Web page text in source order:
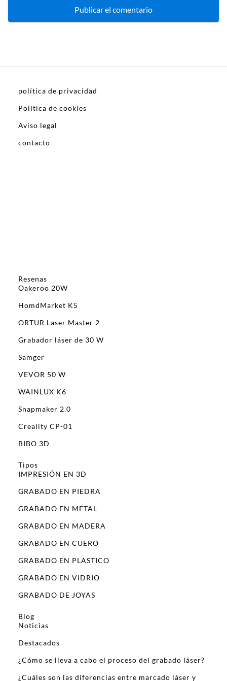
política de privacidad
Política de cookies
Aviso legal
contacto
Resenas
Oakeroo 20W
HomdMarket K5
ORTUR Laser Master 2
Grabador láser de 30 W
Samger
VEVOR 50 W
WAINLUX K6
Snapmaker 2.0
Creality CP-01
BIBO 3D
Tipos
IMPRESIÓN EN 3D
GRABADO EN PIEDRA
GRABADO EN METAL
GRABADO EN MADERA
GRABADO EN CUERO
GRABADO EN PLASTICO
GRABADO EN VIDRIO
GRABADO DE JOYAS
Blog
Noticias
Destacados
¿Cómo se lleva a cabo el proceso del grabado láser?
¿Cuáles son las diferencias entre marcado láser y